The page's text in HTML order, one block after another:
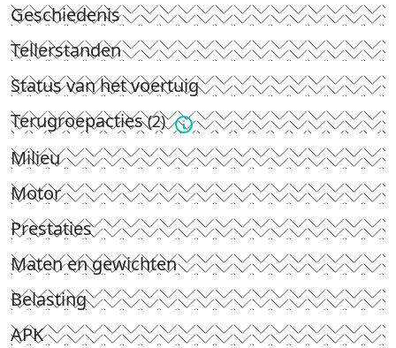
Geschiedenis
Tellerstanden
Status van het voertuig
Terugroepacties(2)
Milieu
Motor
Prestaties
Maten en gewichten
Belasting
APK